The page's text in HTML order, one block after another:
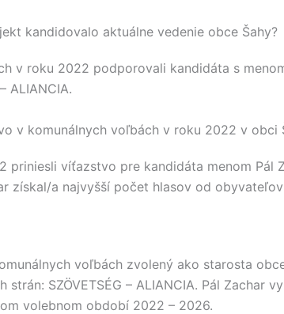
kandidovalo aktuálne vedenie obce Šahy?
v roku 2022 podporovali kandidáta s
ALIANCIA.
v komunálnych voľbách v roku 2022 v obci
priniesli víťazstvo pre kandidáta menom Pál
získal/a najvyšší počet hlasov od
voľbách zvolený ako starosta
strán: SZÖVETSÉG – ALIANCIA. Pál Zachar
volebnom období 2022 – 2026.